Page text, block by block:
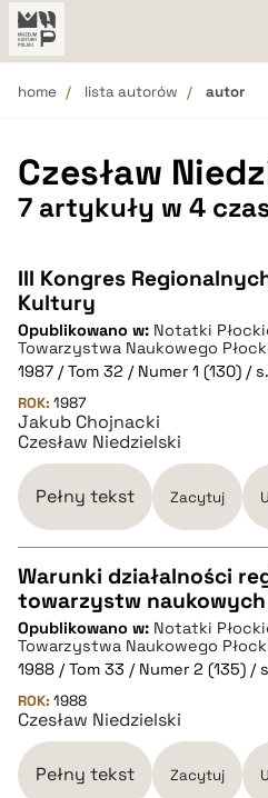
home lista autorów autor
Czesław
7 artykuły w 4
III Kongres
Kultury
Opublikowano w: Notatki
Towarzystwa Naukowego
1987 / Tom 32 / Numer 1 (130) /
ROK: 1987
Jakub Chojnacki
Czesław Niedzielski
Pełny tekst Zacytuj
CZYSTY TEKST
pobierz cytat
BIBTEX
Warunki działalności
towarzystw
Opublikowano w: Notatki
Towarzystwa Naukowego
1988 / Tom 33 / Numer 2 (135) /
ROK: 1988
Czesław Niedzielski
Pełny tekst Zacytuj